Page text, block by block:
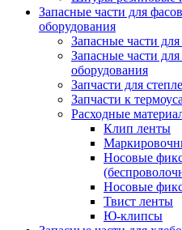
Запасные части для
оборудования
Запасные части
Запасные части
оборудования
Запчасти для
Запчасти к
Расходные
Клип ленты
Носовые
Носовые
Твист ленты
Ю-клипсы